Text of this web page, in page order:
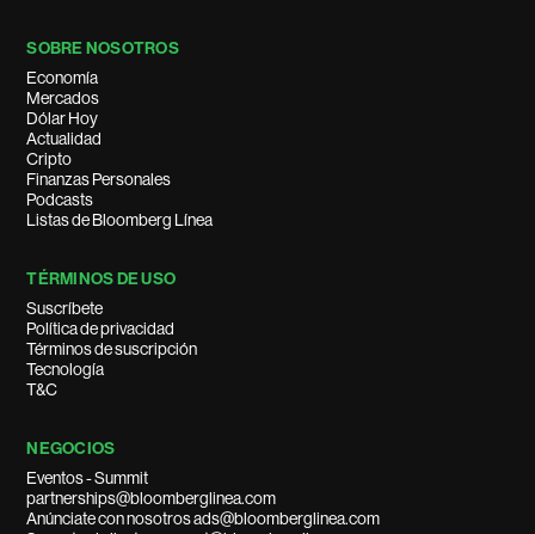
SOBRE NOSOTROS
Economía
Mercados
Dólar Hoy
Actualidad
Cripto
Finanzas Personales
Podcasts
Listas de Bloomberg Línea
TÉRMINOS DE USO
Suscríbete
Política de privacidad
Términos de suscripción
Tecnología
T&C
NEGOCIOS
Eventos - Summit
partnerships@bloomberglinea.com
Anúnciate con nosotros ads@bloomberglinea.com